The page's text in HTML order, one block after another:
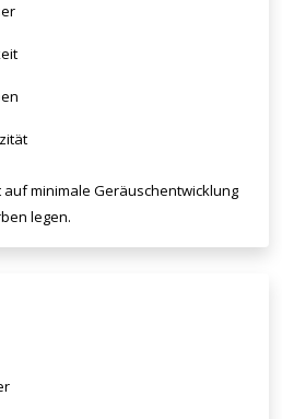
auf minimale Geräuschentwicklung
legen.